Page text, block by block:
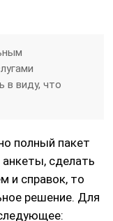
в виду, что
полный пакет
сделать
и справок, то
решение. Для